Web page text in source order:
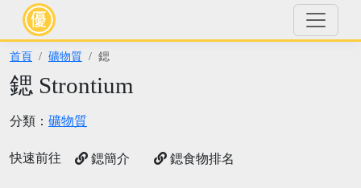
首頁 礦物質 鍶
鍶 Strontium
分類： 礦物質
快速前往 鍶簡介 鍶食物排名